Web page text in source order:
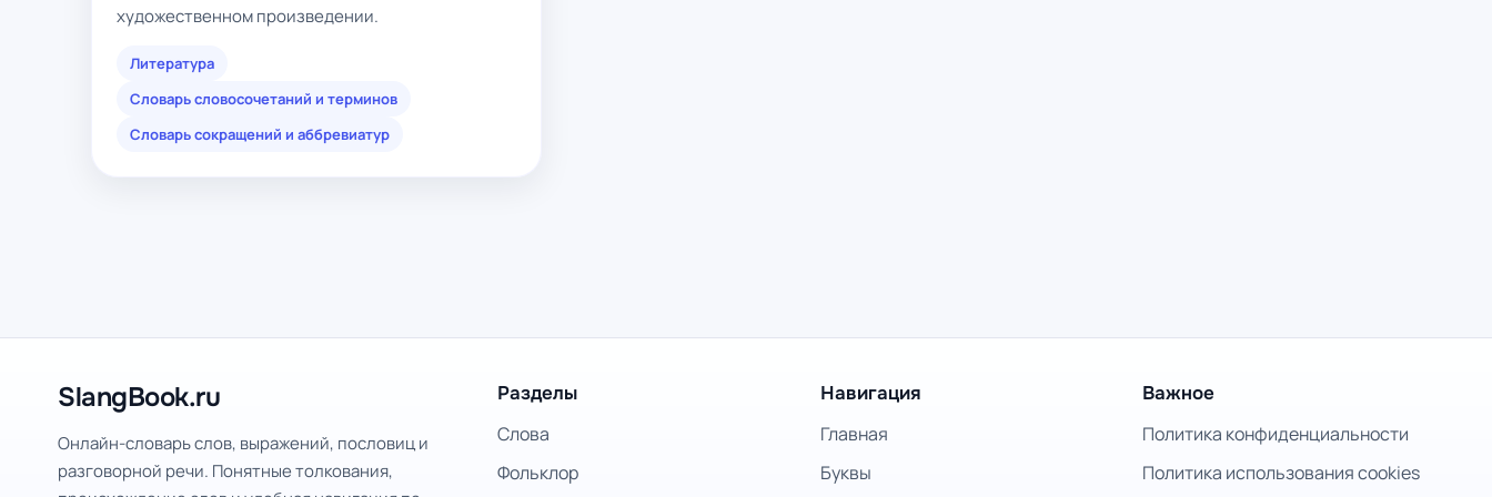
художественном произведении.
Литература
Словарь словосочетаний и терминов
Словарь сокращений и аббревиатур
SlangBook.ru
Онлайн-словарь слов, выражений, пословиц и
разговорной речи. Понятные толкования,
Разделы
Слова
Фольклор
Навигация
Главная
Буквы
Важное
Политика конфиденциальности
Политика использования cookies